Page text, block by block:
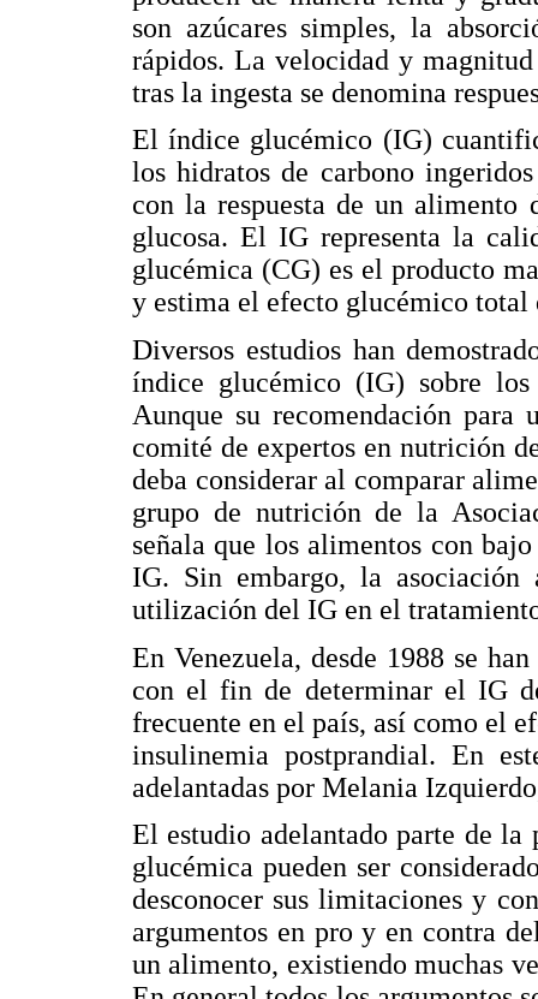
son azúcares simples, la
rápidos. La velocidad y
tras la ingesta se denomina
El índice glucémico (IG)
los hidratos de carbono
con la respuesta de un alimento
glucosa. El IG representa la
glucémica (CG) es el producto
y estima el efecto glucémico total
Diversos estudios han
índice glucémico (IG) sobre
Aunque su recomendación
comité de expertos en nutrición
deba considerar al comparar
grupo de nutrición de la
señala que los alimentos con
IG. Sin embargo, la asociación
utilización del IG en el
En Venezuela, desde 1988 se
con el fin de determinar el IG
frecuente en el país, así como el
insulinemia postprandial. En
adelantadas por Melania
El estudio adelantado parte de
glucémica pueden ser
desconocer sus limitaciones y
argumentos en pro y en contra
un alimento, existiendo muchas